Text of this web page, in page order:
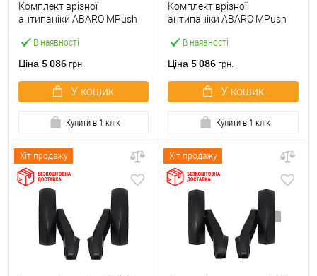
В наявності
Комплект врізної
антипаніки ABARO МPush
чорний із замком та ручкою
Ціна 5 086 грн.
У кошик
Купити в 1 клік
В наявності
Комплект врізної
антипаніки ABARO МPush
червоний із замком та
Ціна 5 086 грн.
У кошик
Купити в 1 клік
Хіт продажу Хіт продажу